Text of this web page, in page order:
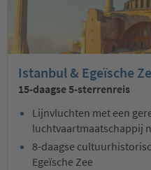
Istanbul & Egeïsche
15-daagse 5-sterrenreis
Lijnvluchten met een
luchtvaartmaatschappij
8-daagse
Egeïsche Zee